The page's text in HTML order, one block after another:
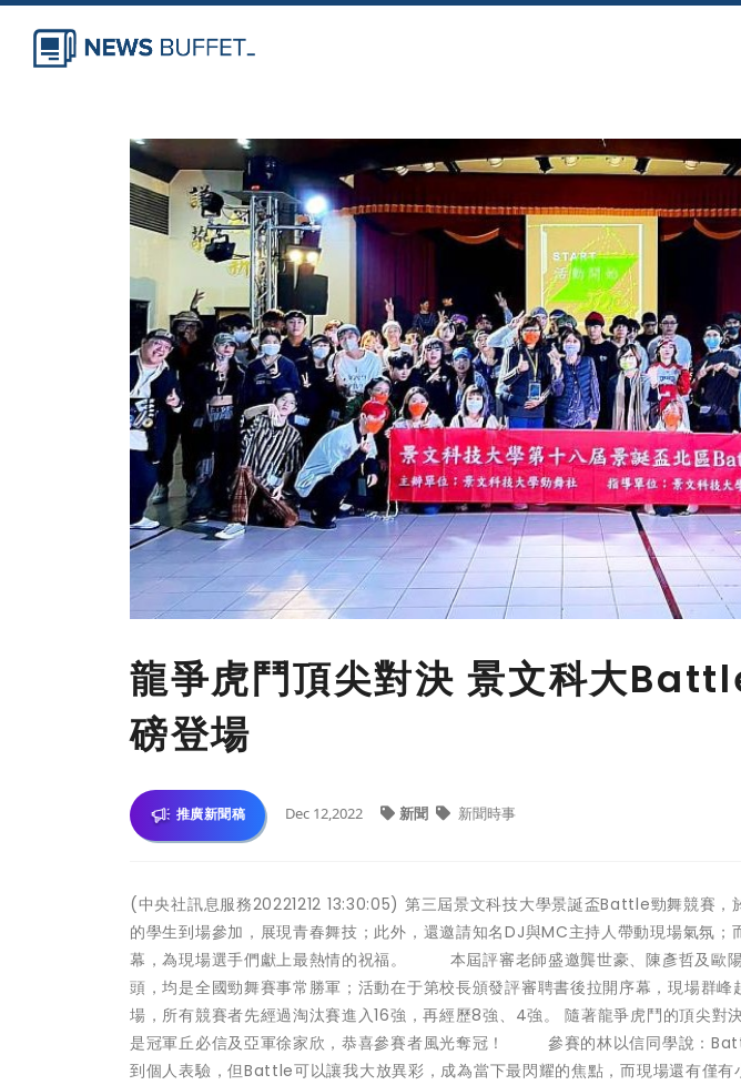
龍爭虎鬥頂尖對決 景文科大
磅登場
推廣新聞稿 Dec 12,2022 新聞 新聞時事
(中央社訊息服務20221212 13:30:05) 第三屆景文科技大學景誕盃Battle勁舞競賽，
的學生到場參加，展現青春舞技；此外，還邀請知名DJ與MC主持人帶動現場氣氛；
幕，為現場選手們獻上最熱情的祝福。 本屆評審老師盛邀龔世豪、陳彥哲及歐
頭，均是全國勁舞賽事常勝軍；活動在于第校長頒發評審聘書後拉開序幕，現場群
場，所有競賽者先經過淘汰賽進入16強，再經歷8強、4強。 隨著龍爭虎鬥的頂尖對
是冠軍丘必信及亞軍徐家欣，恭喜參賽者風光奪冠！ 參賽的林以信同學說：
到個人表驗，但Battle可以讓我大放異彩，成為當下最閃耀的焦點，而現場還有僅